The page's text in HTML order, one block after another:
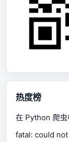
热度榜
在
fatal: could